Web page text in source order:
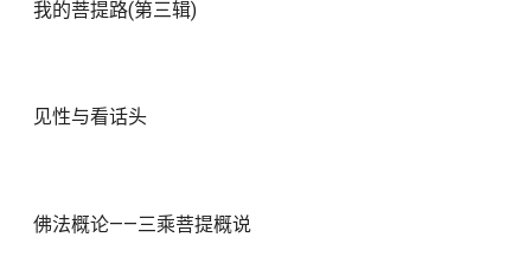
我的菩提路(第三辑)
见性与看话头
佛法概论——三乘菩提概说